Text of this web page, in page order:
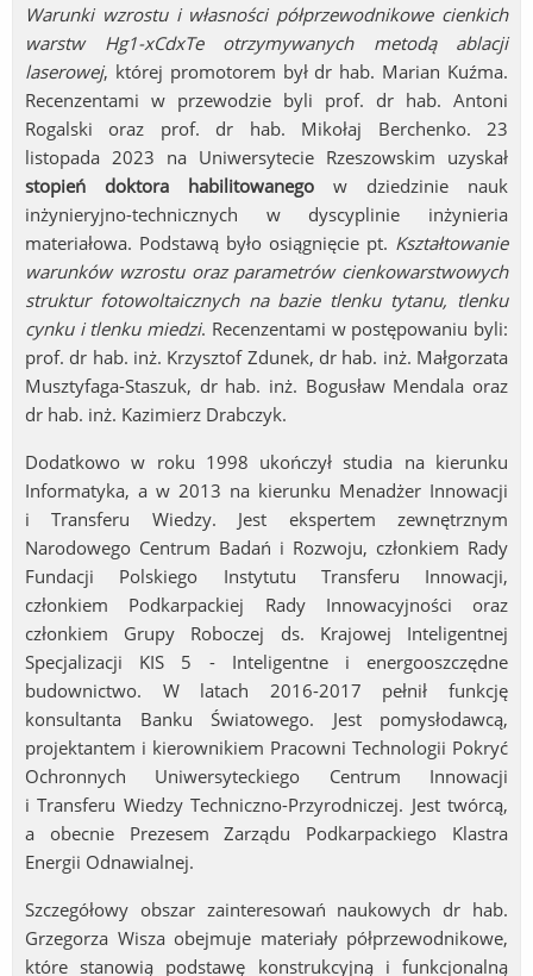
Warunki wzrostu i własności półprzewodnikowe cienkich
warstw Hg1-xCdxTe otrzymywanych metodą ablacji
laserowej, której promo­torem był dr hab. Marian Kuźma.
Recenzentami w przewodzie byli prof. dr hab. Antoni
Rogalski oraz prof. dr hab. Mikołaj Berchenko. 23
listopada 2023 na Uniwersytecie Rzeszowskim uzyskał
stopień doktora habilitowanego w dziedzinie nauk
inżynieryjno-technicznych w dyscyplinie inżynieria
materiałowa. Podstawą było osiągnięcie pt. Kształtowanie
warunków wzrostu oraz parametrów cienkowarstwowych
struktur fotowoltaicznych na bazie tlenku tytanu, tlenku
cynku i tlenku miedzi. Recenzentami w postępowaniu byli:
prof. dr hab. inż. Krzysztof Zdunek, dr hab. inż. Małgorzata
Musztyfaga-Staszuk, dr hab. inż. Bogusław Mendala oraz
dr hab. inż. Kazimierz Drabczyk.
Dodatkowo w roku 1998 ukończył studia na kierunku
Informatyka, a w 2013 na kierunku Menadżer Innowacji
i Transferu Wiedzy. Jest ekspertem zewnętrznym
Narodowego Centrum Badań i Rozwoju, członkiem Rady
Fundacji Polskiego Instytutu Transferu Innowacji,
członkiem Podkarpackiej Rady Innowacyjności oraz
członkiem Grupy Roboczej ds. Krajowej Inteligentnej
Specjalizacji KIS 5 - Inteligentne i energooszczędne
budownictwo. W latach 2016-2017 pełnił funkcję
konsultanta Banku Światowego. Jest pomysłodawcą,
projektantem i kierownikiem Pracowni Technologii Pokryć
Ochronnych Uniwersyteckiego Centrum Innowacji
i Transferu Wiedzy Techniczno-Przyrodniczej. Jest twórcą,
a obecnie Prezesem Zarządu Podkarpackiego Klastra
Energii Odnawialnej.
Szczegółowy obszar zainteresowań naukowych dr hab.
Grzegorza Wisza obejmuje materiały półprzewodnikowe,
które stanowią podstawę konstrukcyjną i funkcjonalną